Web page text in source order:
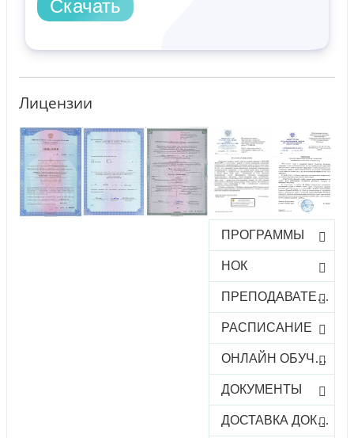
Скачать
Лицензии
ПРОГРАММЫ
НОК
ПРЕПОДАВАТЕЛИ
РАСПИСАНИЕ
ОНЛАЙН ОБУЧЕНИЕ
ДОКУМЕНТЫ
ДОСТАВКА ДОКУМЕНТОВ